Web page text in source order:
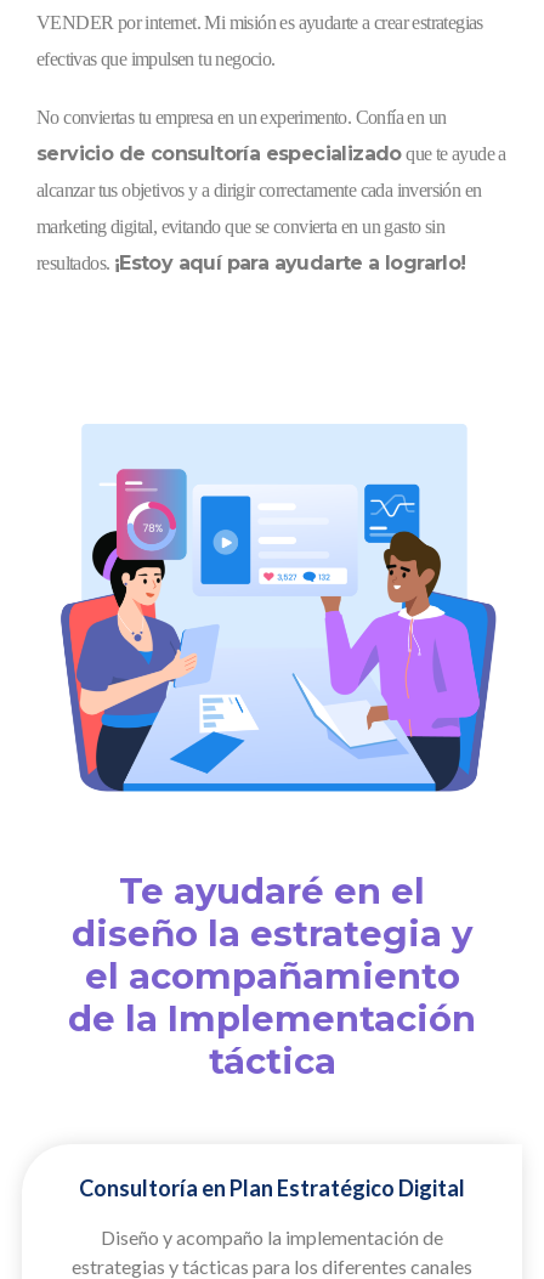
VENDER por internet. Mi misión es ayudarte a crear estrategias
efectivas que impulsen tu negocio.
No conviertas tu empresa en un experimento. Confía en un
servicio de consultoría especializadoque te ayude a
alcanzar tus objetivos y a dirigir correctamente cada inversión en
marketing digital, evitando que se convierta en un gasto sin
resultados. ¡Estoy aquí para ayudarte a lograrlo!
Te ayudaré en el
diseño la estrategia y
el acompañamiento
de la Implementación
táctica
Consultoría en Plan Estratégico Digital
Diseño y acompaño la implementación de
estrategias y tácticas para los diferentes canales